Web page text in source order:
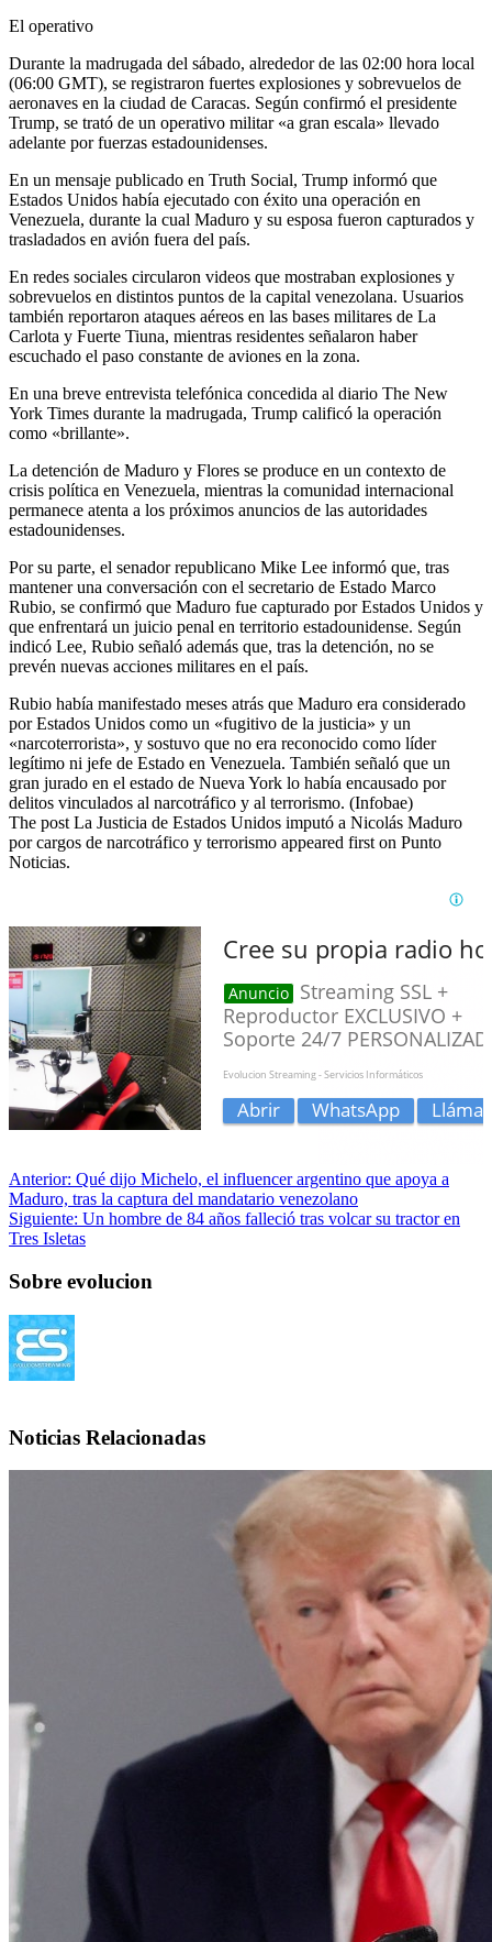
El operativo
Durante la madrugada del sábado, alrededor de las 02:00 hora local
(06:00 GMT), se registraron fuertes explosiones y sobrevuelos de
aeronaves en la ciudad de Caracas. Según confirmó el presidente
Trump, se trató de un operativo militar «a gran escala» llevado
adelante por fuerzas estadounidenses.
En un mensaje publicado en Truth Social, Trump informó que
Estados Unidos había ejecutado con éxito una operación en
Venezuela, durante la cual Maduro y su esposa fueron capturados y
trasladados en avión fuera del país.
En redes sociales circularon videos que mostraban explosiones y
sobrevuelos en distintos puntos de la capital venezolana. Usuarios
también reportaron ataques aéreos en las bases militares de La
Carlota y Fuerte Tiuna, mientras residentes señalaron haber
escuchado el paso constante de aviones en la zona.
En una breve entrevista telefónica concedida al diario The New
York Times durante la madrugada, Trump calificó la operación
como «brillante».
La detención de Maduro y Flores se produce en un contexto de
crisis política en Venezuela, mientras la comunidad internacional
permanece atenta a los próximos anuncios de las autoridades
estadounidenses.
Por su parte, el senador republicano Mike Lee informó que, tras
mantener una conversación con el secretario de Estado Marco
Rubio, se confirmó que Maduro fue capturado por Estados Unidos y
que enfrentará un juicio penal en territorio estadounidense. Según
indicó Lee, Rubio señaló además que, tras la detención, no se
prevén nuevas acciones militares en el país.
Rubio había manifestado meses atrás que Maduro era considerado
por Estados Unidos como un «fugitivo de la justicia» y un
«narcoterrorista», y sostuvo que no era reconocido como líder
legítimo ni jefe de Estado en Venezuela. También señaló que un
gran jurado en el estado de Nueva York lo había encausado por
delitos vinculados al narcotráfico y al terrorismo. (Infobae)
The post La Justicia de Estados Unidos imputó a Nicolás Maduro
por cargos de narcotráfico y terrorismo appeared first on Punto
Noticias.
Anterior: Qué dijo Michelo, el influencer argentino que apoya a
Maduro, tras la captura del mandatario venezolano
Siguiente: Un hombre de 84 años falleció tras volcar su tractor en
Tres Isletas
Sobre evolucion
Noticias Relacionadas